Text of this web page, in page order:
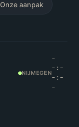
Onze aanpak
NIJMEGEN
-
-:-
-:-
-